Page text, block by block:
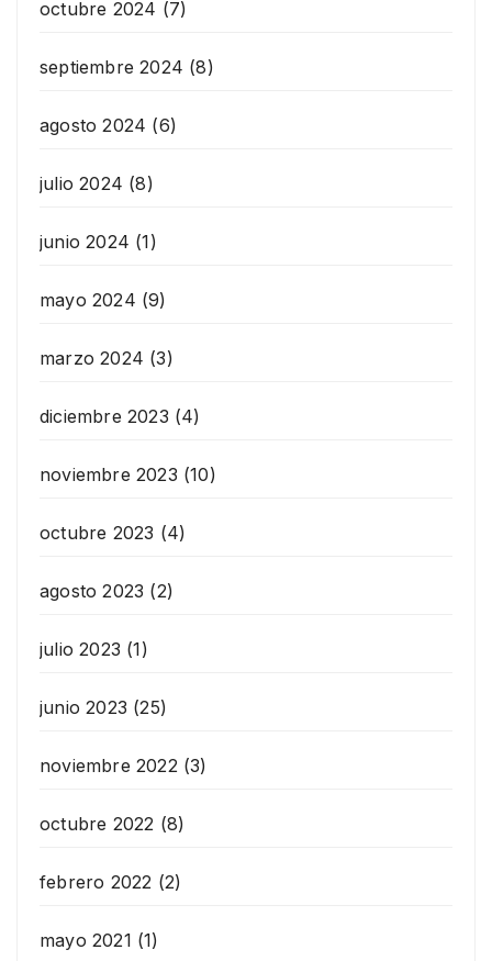
octubre 2024 (7)
septiembre 2024 (8)
agosto 2024 (6)
julio 2024 (8)
junio 2024 (1)
mayo 2024 (9)
marzo 2024 (3)
diciembre 2023 (4)
noviembre 2023 (10)
octubre 2023 (4)
agosto 2023 (2)
julio 2023 (1)
junio 2023 (25)
noviembre 2022(3)
octubre 2022 (8)
febrero 2022 (2)
mayo 2021 (1)